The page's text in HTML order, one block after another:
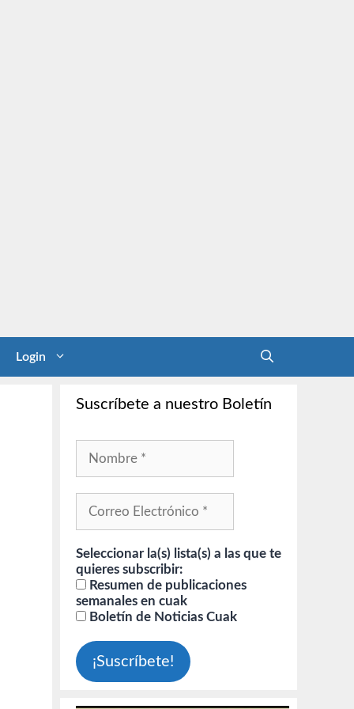
Login
Suscríbete a nuestro Boletín
Seleccionar la(s) lista(s) a las que te
quieres subscribir:
Resumen de publicaciones
semanales en cuak
Boletín de Noticias Cuak